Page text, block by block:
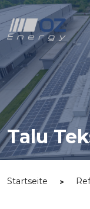
Talu
Startseite >